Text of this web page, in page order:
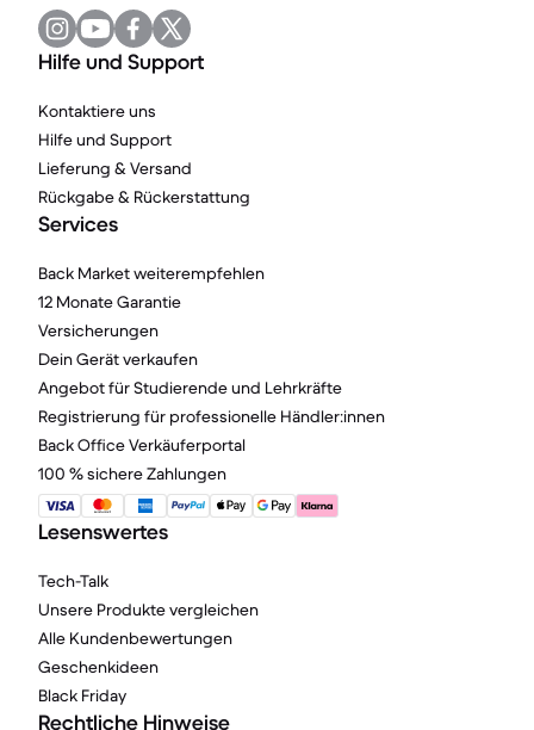
Hilfe und Support
Kontaktiere uns
Hilfe und Support
Lieferung & Versand
Rückgabe & Rückerstattung
Services
Back Market weiterempfehlen
12 Monate Garantie
Versicherungen
Dein Gerät verkaufen
Angebot für Studierende und Lehrkräfte
Registrierung für professionelle Händler:innen
Back Office Verkäuferportal
100 % sichere Zahlungen
Lesenswertes
Tech-Talk
Unsere Produkte vergleichen
Alle Kundenbewertungen
Geschenkideen
Black Friday
Rechtliche Hinweise